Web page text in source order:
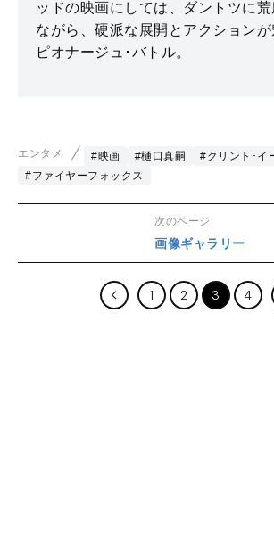
ッドの映画にしては、ダントツに荒
ながら、硬派な展開とアクション
ピオナージュ･バトル。
エンタメ #映画 #樋口真嗣
#クリント･イ
#ファイヤーフォックス
次のページ
画像ギャラリー
1 2 3 4